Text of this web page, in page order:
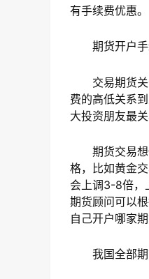
有手续费优惠。
期货开户手
交易期货关
费的高低关系
大投资朋友最关
期货交易想
格，比如黄金
会上调3-8倍，
期货顾问可以
自己开户哪家
我国全部期